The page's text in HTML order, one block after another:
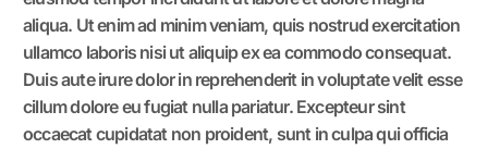
aliqua. Ut enim ad minim veniam, quis nostrud exercitation
ullamco laboris nisi ut aliquip ex ea commodo consequat.
Duis aute irure dolor in reprehenderit in voluptate velit esse
cillum dolore eu fugiat nulla pariatur. Excepteur sint
occaecat cupidatat non proident, sunt in culpa qui officia